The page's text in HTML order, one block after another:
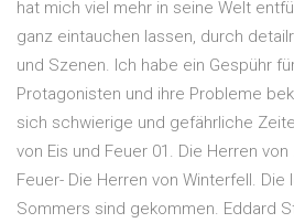
hat mich viel mehr in seine Welt
ganz eintauchen lassen, durch
und Szenen. Ich habe ein Gespühr
Protagonisten und ihre Probleme
sich schwierige und gefährliche
von Eis und Feuer 01. Die Herren
Feuer- Die Herren von Winterfell.
Sommers sind gekommen. Eddard